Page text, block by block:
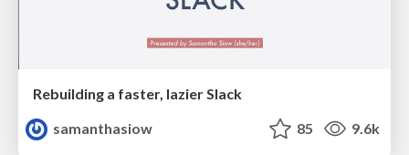
Rebuilding a faster, lazier Slack
samanthasiow
85 9.6k